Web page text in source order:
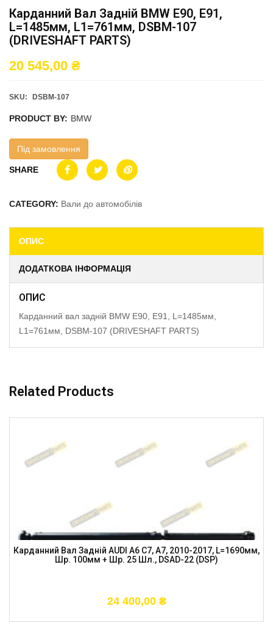
Карданний Вал Задній BMW E90, E91,
L=1485мм, L1=761мм, DSBM-107
(DRIVESHAFT PARTS)
20 545,00 ₴
SKU: DSBM-107
PRODUCT BY: BMW
Під замовлення
SHARE
CATEGORY: Вали до автомобілів
ОПИС
ДОДАТКОВА ІНФОРМАЦІЯ
ОПИС
Карданний вал задній BMW E90, E91, L=1485мм,
L1=761мм, DSBM-107 (DRIVESHAFT PARTS)
Related Products
Карданний Вал Задній AUDI A6 C7, A7, 2010-2017, L=1690мм,
Шр. 100мм + Шр. 25 Шл., DSAD-22 (DSP)
24 400,00 ₴